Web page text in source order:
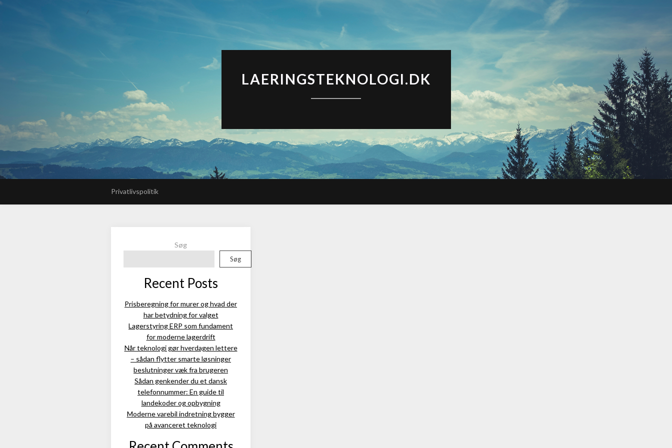
LAERINGSTEKNOLOGI.DK
Privatlivspolitik
Søg
Søg
Recent Posts
Prisberegning for murer og hvad der
har betydning for valget
Lagerstyring ERP som fundament
for moderne lagerdrift
Når teknologi gør hverdagen lettere
– sådan flytter smarte løsninger
beslutninger væk fra brugeren
Sådan genkender du et dansk
telefonnummer: En guide til
landekoder og opbygning
Moderne varebil indretning bygger
på avanceret teknologi